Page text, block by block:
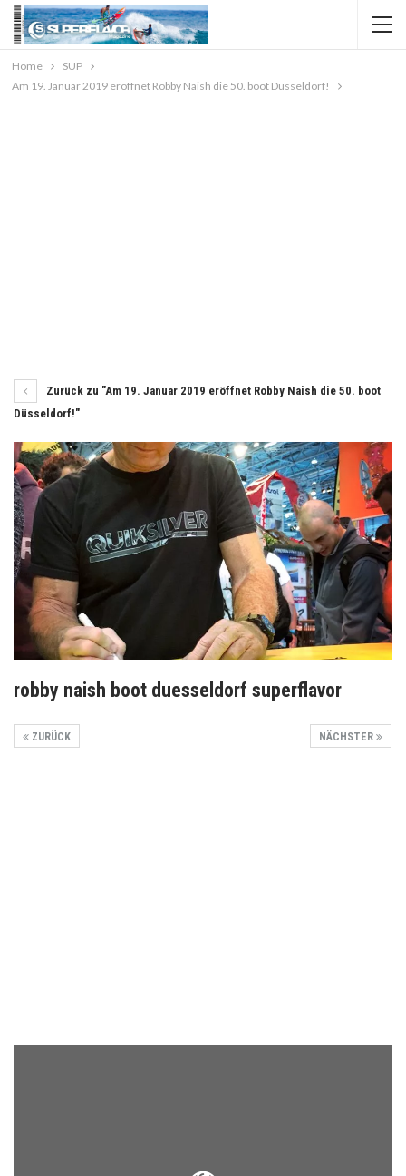
Home
SUP
Am 19. Januar 2019 eröffnet Robby Naish die 50. boot Düsseldorf!
Zurück zu "Am 19. Januar 2019 eröffnet Robby Naish die 50. boot
Düsseldorf!"
robby naish boot duesseldorf superflavor
NÄCHSTER
ZURÜCK